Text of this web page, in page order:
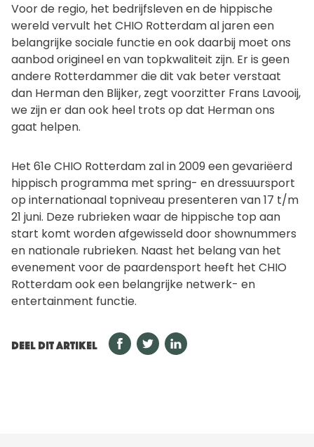
Voor de regio, het bedrijfsleven en de hippische
wereld vervult het CHIO Rotterdam al jaren een
belangrijke sociale functie en ook daarbij moet ons
aanbod origineel en van topkwaliteit zijn. Er is geen
andere Rotterdammer die dit vak beter verstaat
dan Herman den Blijker, zegt voorzitter Frans Lavooij,
we zijn er dan ook heel trots op dat Herman ons
gaat helpen.
Het 61e CHIO Rotterdam zal in 2009 een gevariëerd
hippisch programma met spring- en dressuursport
op internationaal topniveau presenteren van 17 t/m
21 juni. Deze rubrieken waar de hippische top aan
start komt worden afgewisseld door shownummers
en nationale rubrieken. Naast het belang van het
evenement voor de paardensport heeft het CHIO
Rotterdam ook een belangrijke netwerk- en
entertainment functie.
DEEL DIT ARTIKEL